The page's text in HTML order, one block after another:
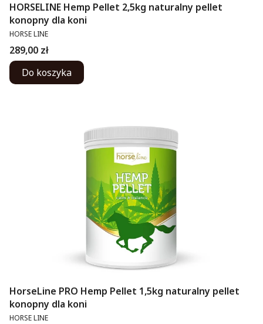
HORSELINE Hemp Pellet 2,5kg naturalny pellet
konopny dla koni
PRODUCENT
HORSE LINE
Cena
289,00 zł
Do koszyka
HorseLine PRO Hemp Pellet 1,5kg naturalny pellet
konopny dla koni
PRODUCENT
HORSE LINE